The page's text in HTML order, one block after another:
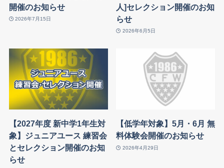
開催のお知らせ
2026年7月15日
人]セレクション開催のお知
らせ
2026年6月5日
【2027年度 新中学1年生対
象】ジュニアユース 練習会
とセレクション開催のお知
らせ
【低学年対象】5月・6月 無
料体験会開催のお知らせ
2026年4月29日